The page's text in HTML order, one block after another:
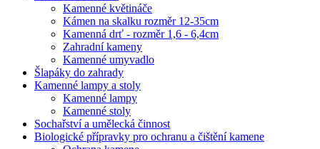
Kamenné květináče
Kámen na skalku rozměr 12-35cm
Kamenná drť - rozměr 1,6 - 6,4cm
Zahradní kameny
Kamenné umyvadlo
Šlapáky do zahrady
Kamenné lampy a stoly
Kamenné lampy
Kamenné stoly
Sochařství a umělecká činnost
Biologické přípravky pro ochranu a čištění kamene